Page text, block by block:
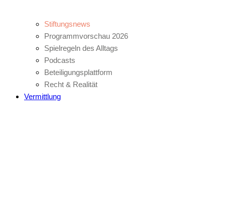
Stiftungsnews
Programmvorschau 2026
Spielregeln des Alltags
Podcasts
Beteiligungsplattform
Recht & Realität
Vermittlung